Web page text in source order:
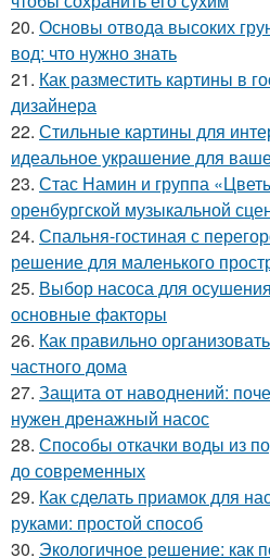
20. Основы отвода высоких
вод: что нужно знать
21. Как разместить картины в
дизайнера
22. Стильные картины для
идеальное украшение для
23. Стас Намин и группа
оренбургской музыкальной
24. Спальня-гостиная с
решение для маленького
25. Выбор насоса для
основные факторы
26. Как правильно
частного дома
27. Защита от наводнений:
нужен дренажный насос
28. Способы откачки воды из
до современных
29. Как сделать приамок для
руками: простой способ
30. Экологичное решение: как